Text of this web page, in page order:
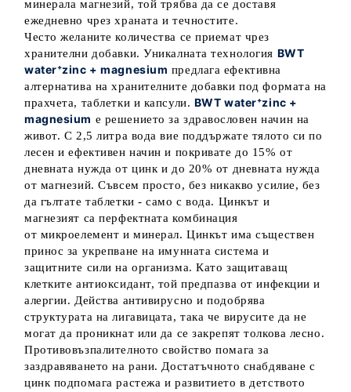
минерала магнезий, той трябва да се доставя
ежедневно чрез храната и течностите.
Често желаните количества се приемат чрез
хранителни добавки. Уникалната технология BWT
water⁺zinc + magnesium предлага ефективна
алтернатива на хранителните добавки под формата на
прахчета, таблетки и капсули. BWT water⁺zinc +
magnesium е решението за здравословен начин на
живот. С 2,5 литра вода вие поддържате тялото си по
лесен и ефективен начин и покривате до 15% от
дневната нужда от цинк и до 20% от дневната нужда
от магнезий. Съвсем просто, без никакво усилие, без
да гълтате таблетки - само с вода. Цинкът и
магнезият са перфектната комбинация
от микроелемент и минерал. Цинкът има съществен
принос за укрепване на имунната система и
защитните сили на организма. Като защитаващ
клетките антиоксидант, той предпазва от инфекции и
алергии. Действа антивирусно и подобрява
структурата на лигавицата, така че вирусите да не
могат да проникнат или да се закрепят толкова лесно.
Противовъзпалителното свойство помага за
заздравяването на рани. Достатъчното снабдяване с
цинк подпомага растежа и развитието в детството